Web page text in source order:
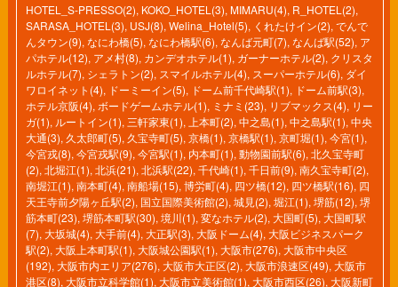
HOTEL_S-PRESSO(2), KOKO_HOTEL(3), MIMARU(4), R_HOTEL(2),
SARASA_HOTEL(3), USJ(8), Welina_Hotel(5), くれたけイン(2), でんで
んタウン(9), なにわ橋(5), なにわ橋駅(6), なんば元町(7), なんば駅(52), ア
パホテル(12), アメ村(8), カンデオホテル(1), ガーナーホテル(2), クリスタ
ルホテル(7), シェラトン(2), スマイルホテル(4), スーパーホテル(6), ダイ
ワロイネット(4), ドーミーイン(5), ドーム前千代崎駅(1), ドーム前駅(3),
ホテル京阪(4), ボードゲームホテル(1), ミナミ(23), リブマックス(4), リー
ガ(1), ルートイン(1), 三軒家東(1), 上本町(2), 中之島(1), 中之島駅(1), 中央
大通(3), 久太郎町(5), 久宝寺町(5), 京橋(1), 京橋駅(1), 京町堀(1), 今宮(1),
今宮戎(8), 今宮戎駅(9), 今宮駅(1), 内本町(1), 動物園前駅(6), 北久宝寺町
(2), 北堀江(1), 北浜(21), 北浜駅(22), 千代崎(1), 千日前(9), 南久宝寺町(2),
南堀江(1), 南本町(4), 南船場(15), 博労町(4), 四ツ橋(12), 四ツ橋駅(16), 四
天王寺前夕陽ヶ丘駅(2), 国立国際美術館(2), 城見(2), 堀江(1), 堺筋(12), 堺
筋本町(23), 堺筋本町駅(30), 境川(1), 変なホテル(2), 大国町(5), 大国町駅
(7), 大坂城(4), 大手前(4), 大正駅(3), 大阪ドーム(4), 大阪ビジネスパーク
駅(2), 大阪上本町駅(1), 大阪城公園駅(1), 大阪市(276), 大阪市中央区
(192), 大阪市内エリア(276), 大阪市大正区(2), 大阪市浪速区(49), 大阪市
港区(8), 大阪市立科学館(1), 大阪市立美術館(1), 大阪市西区(26), 大阪新町